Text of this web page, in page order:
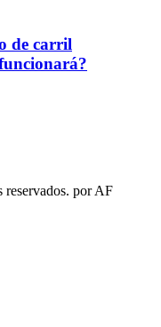
de carril
por AF